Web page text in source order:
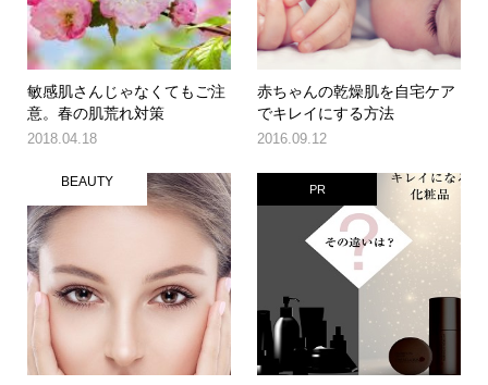
敏感肌さんじゃなくてもご注
意。春の肌荒れ対策
2018.04.18
赤ちゃんの乾燥肌を自宅ケア
でキレイにする方法
2016.09.12
BEAUTY PR